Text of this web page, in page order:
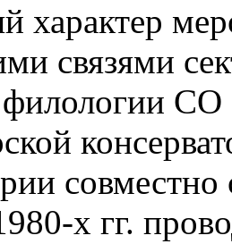
характер
связями
филологии
х гг.